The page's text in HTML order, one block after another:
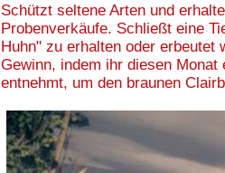
Schützt seltene Arten und
Probenverkäufe. Schließt eine
Huhn" zu erhalten oder erbeutet
Gewinn, indem ihr diesen
entnehmt, um den braunen